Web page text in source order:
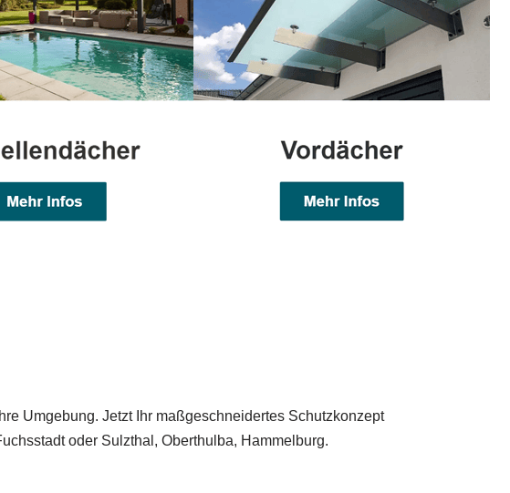
Umgebung. Jetzt Ihr maßgeschneidertes Schutzkonzept
oder Sulzthal, Oberthulba, Hammelburg.